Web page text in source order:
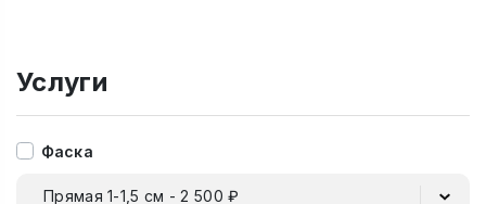
Услуги
Фаска
Прямая 1-1,5 см - 2 500 ₽